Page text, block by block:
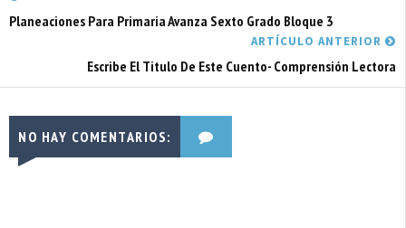
Planeaciones Para Primaria Avanza Sexto Grado Bloque 3
ARTÍCULO ANTERIOR
Escribe El Titulo De Este Cuento- Comprensión Lectora
NO HAY COMENTARIOS: